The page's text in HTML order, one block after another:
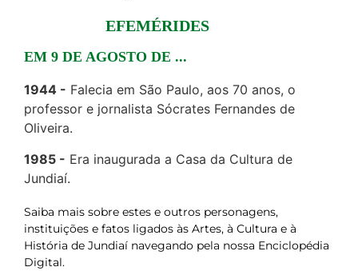
EFEMÉRIDES
EM 9 DE AGOSTO DE ...
1944
Falecia em São Paulo, aos 70 anos, o
professor e jornalista Sócrates Fernandes de
Oliveira.
1985
Era inaugurada a Casa da Cultura de
Jundiaí.
Saiba mais sobre estes e outros personagens,
instituições e fatos ligados às Artes, à Cultura e à
História de Jundiaí navegando pela nossa Enciclopédia
Digital.